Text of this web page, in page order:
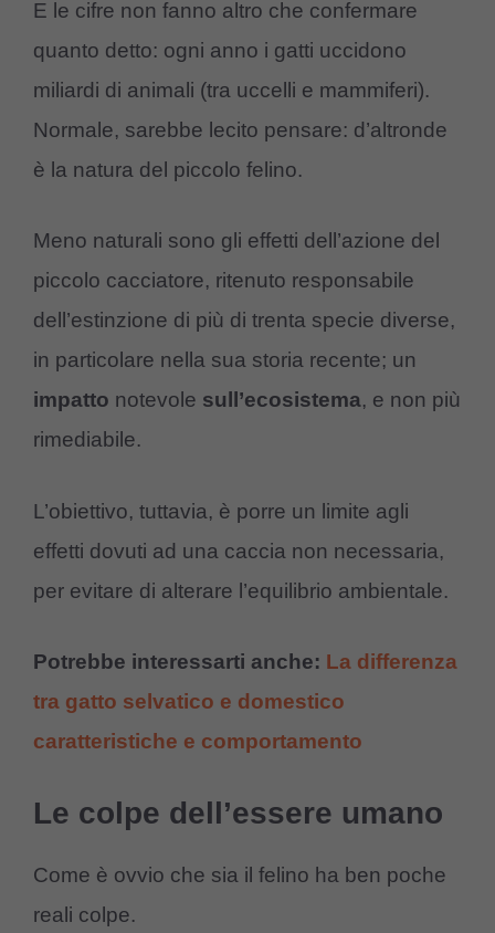
E le cifre non fanno altro che confermare
quanto detto: ogni anno i gatti uccidono
miliardi di animali (tra uccelli e mammiferi).
Normale, sarebbe lecito pensare: d’altronde
è la natura del piccolo felino.
Meno naturali sono gli effetti dell’azione del
piccolo cacciatore, ritenuto responsabile
dell’estinzione di più di trenta specie diverse,
in particolare nella sua storia recente; un
impatto notevole sull’ecosistema, e non più
rimediabile.
L’obiettivo, tuttavia, è porre un limite agli
effetti dovuti ad una caccia non necessaria,
per evitare di alterare l’equilibrio ambientale.
Potrebbe interessarti anche: La differenza
tra gatto selvatico e domestico
caratteristiche e comportamento
Le colpe dell’essere umano
Come è ovvio che sia il felino ha ben poche
reali colpe.